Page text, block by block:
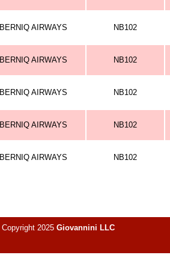
BERNIQ AIRWAYS NB102
BERNIQ AIRWAYS NB102
BERNIQ AIRWAYS NB102
BERNIQ AIRWAYS NB102
BERNIQ AIRWAYS NB102
Copyright 2025 Giovannini LLC